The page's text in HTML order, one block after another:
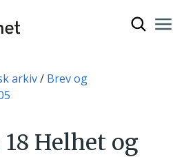
arkiv
Brev og
Helhet og